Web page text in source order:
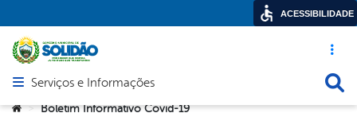
Acesso
Abrir menu principal de navegação
Serviços e Informações
Você está aqui:
> Boletim Informativo Covid-19
ACESSIBILIDADE